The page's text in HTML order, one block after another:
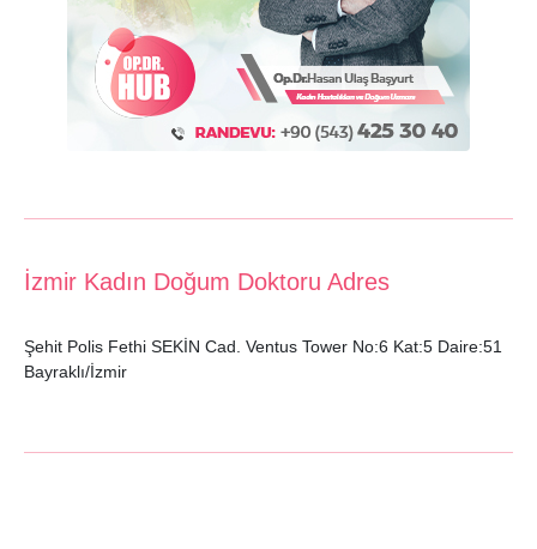
İzmir Kadın Doğum Doktoru Adres
Şehit Polis Fethi SEKİN Cad. Ventus Tower No:6 Kat:5 Daire:51
Bayraklı/İzmir